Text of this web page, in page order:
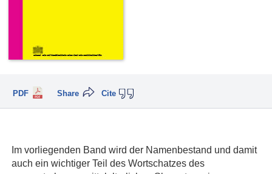
PDF Cite
Share
Im vorliegenden Band wird der Namenbestand und damit
auch ein wichtiger Teil des Wortschatzes des